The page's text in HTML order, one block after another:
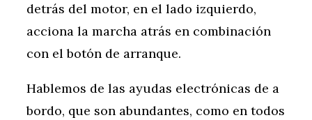
detrás del motor, en el lado izquierdo,
acciona la marcha atrás en combinación
con el botón de arranque.
Hablemos de las ayudas electrónicas de a
bordo, que son abundantes, como en todos